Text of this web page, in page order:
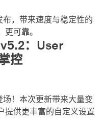
，带来速度与稳定性的
可靠。
：User
控
！本次更新带来大量变
提供更丰富的自定义设置